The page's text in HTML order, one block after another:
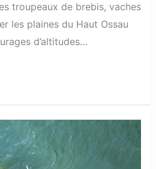
troupeaux de brebis, vaches
les plaines du Haut Ossau
d’altitudes…